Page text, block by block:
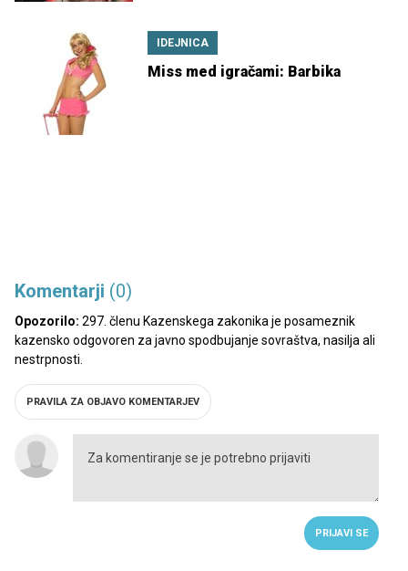
IDEJNICA
Miss med igračami: Barbika
Komentarji (0)
Opozorilo: 297. členu Kazenskega zakonika je posameznik
kazensko odgovoren za javno spodbujanje sovraštva, nasilja ali
nestrpnosti.
PRAVILA ZA OBJAVO KOMENTARJEV
PRIJAVI SE